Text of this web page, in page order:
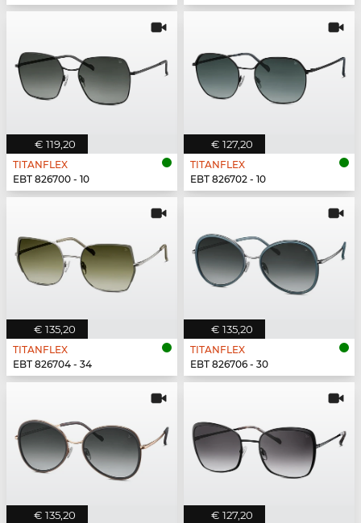
€ 119,20
TITANFLEX
EBT 826700 - 10
€ 127,20
TITANFLEX
EBT 826702 - 10
€ 135,20
TITANFLEX
EBT 826704 - 34
€ 135,20
TITANFLEX
EBT 826706 - 30
€ 135,20 € 127,20